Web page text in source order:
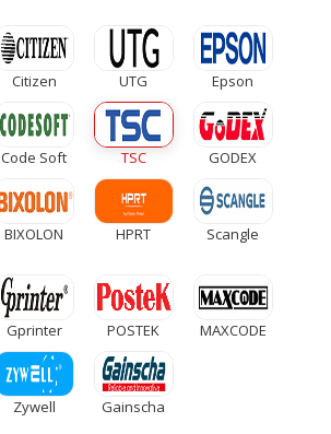
Citizen UTG Epson
Code Soft TSC GODEX
BIXOLON HPRT Scangle
Gprinter POSTEK MAXCODE
Zywell Gainscha